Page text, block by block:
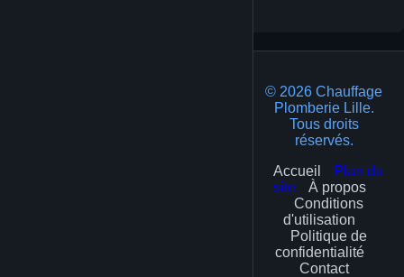
© 2026 Chauffage
Plomberie Lille.
Tous droits
réservés.
Accueil
Plan du
site
À propos
Conditions
d'utilisation
Politique de
confidentialité
Contact